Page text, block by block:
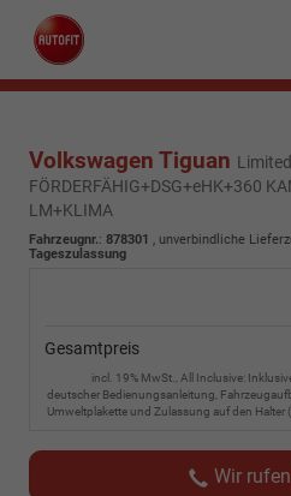
Volkswagen Tiguan Limited
FÖRDERFÄHIG+DSG+eHK+360
LM+KLIMA
Fahrzeugnr.: 878301 , unverbindliche
Tageszulassung
Gesamtpreis
incl. 19% MwSt., All Inclusive:
deutscher Bedienungsanleitung,
Umweltplakette und Zulassung auf den Halter
Wir